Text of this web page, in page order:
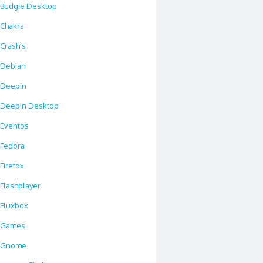
Budgie Desktop
Chakra
Crash's
Debian
Deepin
Deepin Desktop
Eventos
Fedora
Firefox
Flashplayer
Fluxbox
Games
Gnome